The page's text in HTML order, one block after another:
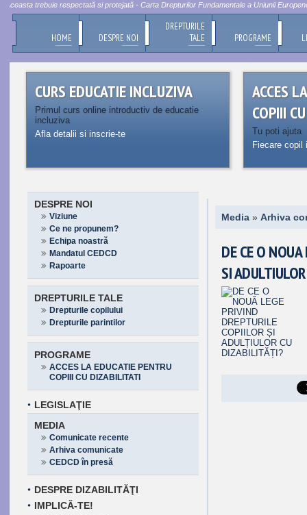
trebuie respectată si protejată - Carta Drepturilor Fundamentale a Uniunii
HOME DESPRE NOI
DREPTURILE
TALE
PROGRAME
CURS EDUCATIE INCLUZIVA
Primul curs online introductiv de educatie
incluziva
Afla detalii si inscrie-te
ACCES
COPIII
Tu poti ajuta
Fiecare
DESPRE NOI
Viziune
Ce ne propunem?
Echipa noastră
Mandatul CEDCD
Rapoarte
DREPTURILE TALE
Drepturile copilului
Drepturile parintilor
PROGRAME
ACCES LA EDUCATIE PENTRU
COPIII CU DIZABILITATI
LEGISLAŢIE
MEDIA
Comunicate recente
Arhiva comunicate
CEDCD în presă
DESPRE DIZABILITĂŢI
IMPLICĂ-TE!
Media » Arhiva
DE CE O
SI